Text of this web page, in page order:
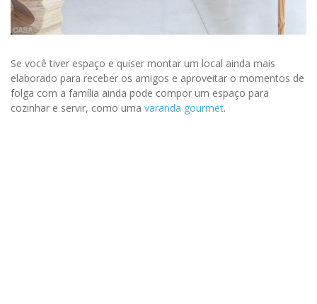
Se você tiver espaço e quiser montar um local ainda mais
elaborado para receber os amigos e aproveitar o momentos de
folga com a família ainda pode compor um espaço para
cozinhar e servir, como uma varanda gourmet.